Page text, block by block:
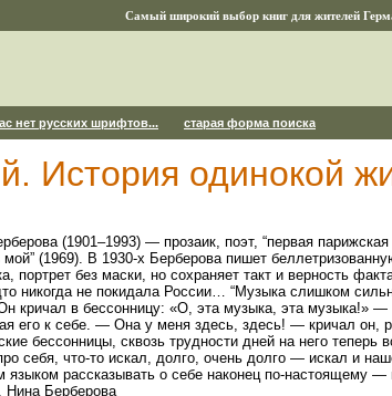
Самый широкий выбор книг для жителей
нет русских шрифтов... старая форма поиска
История одинокой
(1901–1993) — прозаик, поэт, “первая
мой” (1969). В 1930-х Берберова пишет
портрет без маски, но сохраняет такт и верность
никогда не покидала России… “Музыка слишком
кричал в бессонницу: «О, эта музыка, эта музыка!»
его к себе. — Она у меня здесь, здесь! — кричал он,
бессонницы, сквозь трудности дней на него
себя, что-то искал, долго, очень долго — искал и
языком рассказывать о себе наконец по-настоящему
Нина Берберова